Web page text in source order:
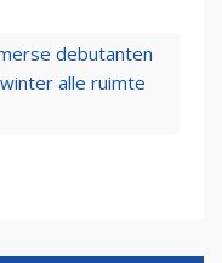
debutanten
alle ruimte